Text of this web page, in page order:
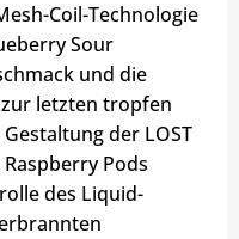
Coil-Technologie
Sour
und die
letzten tropfen
der LOST
Raspberry Pods
des Liquid-